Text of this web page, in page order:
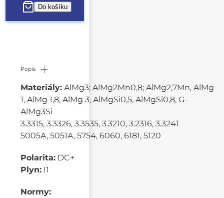
Popis
Materiály: AlMg3; AlMg2Mn0,8; AlMg2,7Mn, AlMg
1, AlMg 1,8, AlMg 3, AlMgSi0,5, AlMgSi0,8, G-
AlMg3Si
3.3315, 3.3326, 3.3535, 3.3210, 3.2316, 3.3241
5005A, 5051A, 5754, 6060, 6181, 5120
Polarita: DC+
Plyn: I1
Normy: